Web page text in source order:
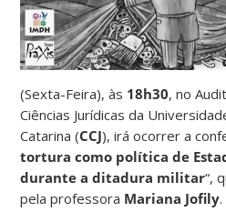
(Sexta-Feira), às 18h30, no
Ciências Jurídicas da
Catarina (CCJ), irá ocorrer a
tortura como política de
durante a ditadura militar“,
pela professora Mariana Jofily.